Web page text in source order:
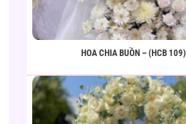
HOA CHIA BUỒN – (HCB 109)